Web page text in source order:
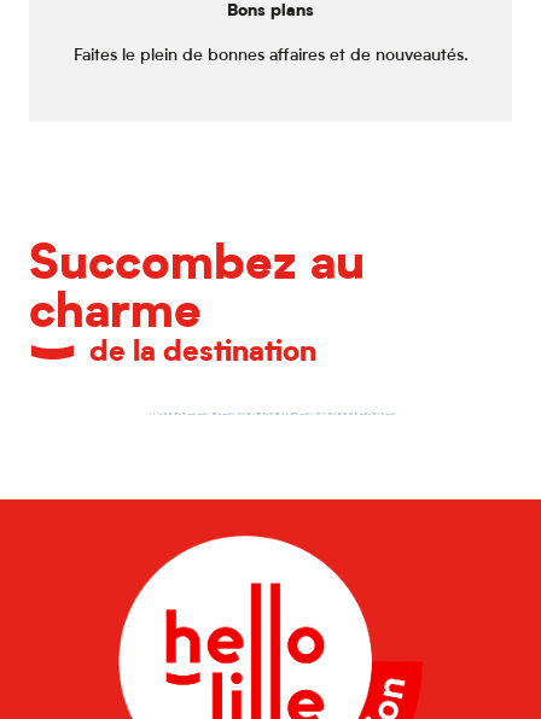
Bons plans
Faites le plein de bonnes affaires et de nouveautés.
Succombez au
charme
de la destination
Musée de l'hospice Comtesse